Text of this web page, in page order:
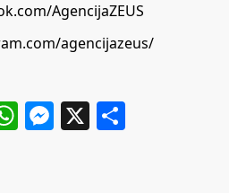
AgencijaZEUS
agencijazeus/
WhatsApp
Messenger
X